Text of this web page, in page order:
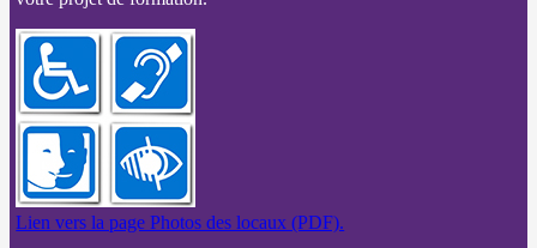
Lien vers la page Photos des locaux (PDF).